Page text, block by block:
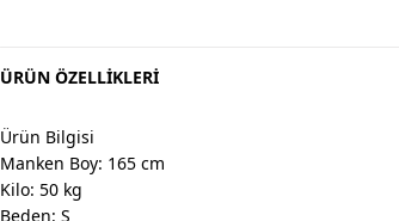
ÜRÜN ÖZELLIKLERI
Ürün Bilgisi
Manken Boy: 165 cm
Kilo: 50 kg
Beden: S